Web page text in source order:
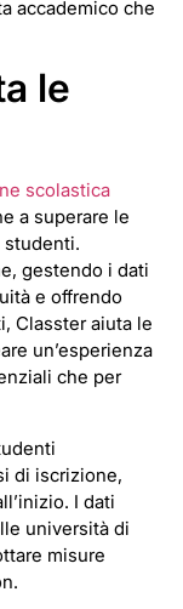
accademico che
le
scolastica
a superare le
gestendo i dati
e offrendo
Classter aiuta le
un’esperienza
che per
di iscrizione,
I dati
università di
misure